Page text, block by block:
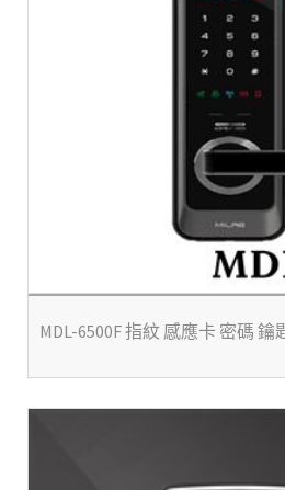
MDL-6500F 指紋 感應卡 密碼 鑰